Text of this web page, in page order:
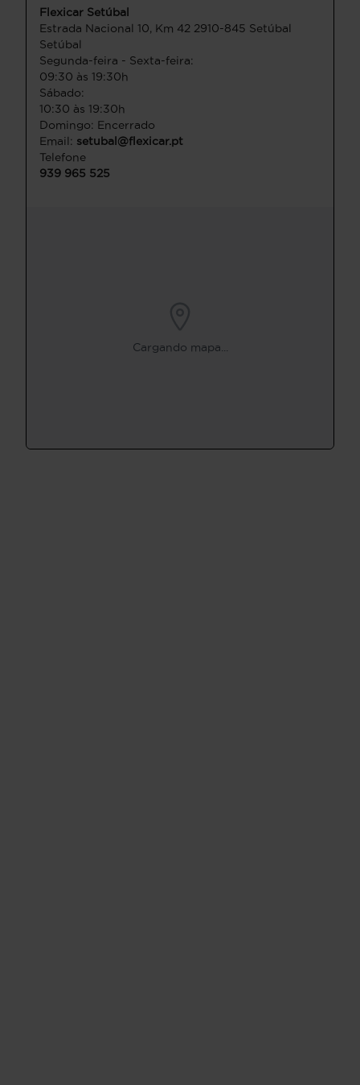
Flexicar Setúbal
Estrada Nacional 10, Km 42 2910-845 Setúbal
Setúbal
Segunda-feira - Sexta-feira:
09:30 às 19:30h
Sábado:
10:30 às 19:30h
Domingo: Encerrado
Email: setubal@flexicar.pt
Telefone
939 965 525
Cargando mapa...